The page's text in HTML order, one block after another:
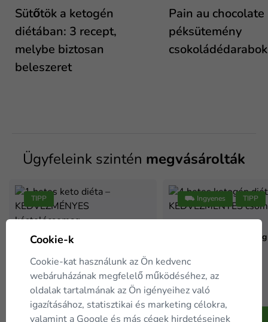
Sütőtök a ketogén
diétában: 3 recept,
melybe biztosan
beleszeret
Pain au chocolate
péksütemény
Ügyfeleink szintén megvásárolták
TIPP
1 hetes keto diéta –
-40 % 20 035 Ft
33 390 Ft
Raktáron
A kosárba
⛟ Ingyenes TIPP
KEDVEZMÉNYES csomag
-40 % 59 995 Ft
99 990 Ft
Cookie-k
Cookie-kat használunk az Ön kedvenc
webáruházának megfelelő működéséhez, az
oldalak tartalmának az Ön igényeihez való
igazításához, statisztikai és marketing célokra,
valamint a Google és más cégek hirdetéseinek